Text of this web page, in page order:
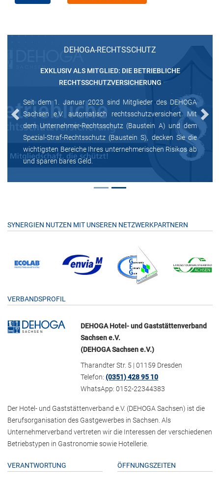
DEHOGA-RECHTSSCHUTZ
EXKLUSIV ALS MITGLIED: DIE BETRIEBLICHE
RECHTSSCHUTZVERSICHERUNG
Seit dem 1. Januar 2023 sind Mitglieder des DEHOGA
Sachsen e.V. automatisch rechtsschutzversichert. Mit
dem Unternehmer-Rechtsschutz (Baustein A) und dem
Spezial-Straf-Rechtsschutz (Baustein S), decken Sie die
wichtigsten Bereiche Ihres unternehmerischen Risikos ab
und sparen bares Geld.
Previous Next
SYNERGIEN NUTZEN MIT UNSEREN NETZWERKPARTNERN
VERBANDSPROFIL
DEHOGA Hotel- und Gaststättenverband
Sachsen e.V.
(DEHOGA Sachsen e.V.)
Tharandter Str. 5 | 01159 Dresden
Telefon:(0351) 428 95 10
WhatsApp: 0152-22344383
Der Hotel- und Gaststättenverband e.V. (DEHOGA Sachsen) ist die
Berufsorganisation des Gastgewerbes in Sachsen. Als
Unternehmerverband vertreten wir die Interessen der verschiedenen
Betriebstypen in Gastronomie sowie Hotellerie.
VERANTWORTUNG ÖFFNUNGSZEITEN